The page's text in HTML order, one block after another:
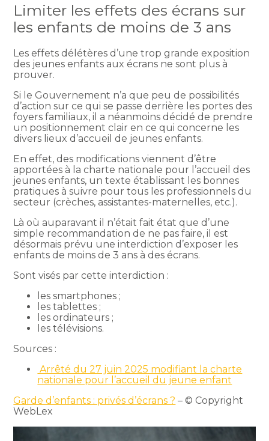
Limiter les effets des écrans sur
les enfants de moins de 3 ans
Les effets délétères d’une trop grande exposition
des jeunes enfants aux écrans ne sont plus à
prouver.
Si le Gouvernement n’a que peu de possibilités
d’action sur ce qui se passe derrière les portes des
foyers familiaux, il a néanmoins décidé de prendre
un positionnement clair en ce qui concerne les
divers lieux d’accueil de jeunes enfants.
En effet, des modifications viennent d’être
apportées à la charte nationale pour l’accueil des
jeunes enfants, un texte établissant les bonnes
pratiques à suivre pour tous les professionnels du
secteur (crèches, assistantes-maternelles, etc.).
Là où auparavant il n’était fait état que d’une
simple recommandation de ne pas faire, il est
désormais prévu une interdiction d’exposer les
enfants de moins de 3 ans à des écrans.
Sont visés par cette interdiction :
les smartphones ;
les tablettes ;
les ordinateurs ;
les télévisions.
Sources :
Arrêté du 27 juin 2025 modifiant la charte
nationale pour l’accueil du jeune enfant
Garde d’enfants : privés d’écrans ? – © Copyright
WebLex